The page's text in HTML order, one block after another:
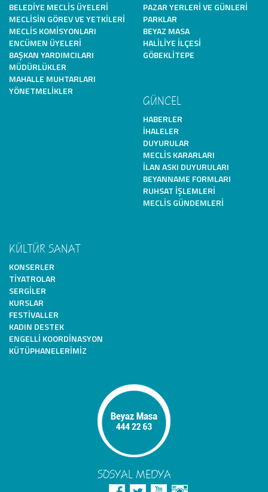
BELEDIYE MECLIS ÜYELERI
MECLISIN GÖREV VE YETKILERI
MECLIS KOMISYONLARI
ENCÜMEN ÜYELERI
BAŞKAN YARDIMCILARI
MÜDÜRLÜKLER
MAHALLE MUHTARLARI
YÖNETMELIKLER
PAZAR YERLERI VE GÜNLERI
PARKLAR
BEYAZ MASA
HALILIYE İLÇESI
GÖBEKLITEPE
GÜNCEL
HABERLER
İHALELER
DUYURULAR
MECLIS KARARLARI
İLAN ASKI DUYURULARI
BEYANNAME FORMLARI
RUHSAT İŞLEMLERI
MECLIS GÜNDEMLERI
KÜLTÜR SANAT
KONSERLER
TIYATROLAR
SERGILER
KURSLAR
FESTIVALLER
KADIN DESTEK
ENGELLI KOORDINASYON
KÜTÜPHANELERIMIZ
SOSYAL MEDYA